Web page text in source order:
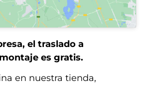
el traslado a
es gratis.
en nuestra tienda,